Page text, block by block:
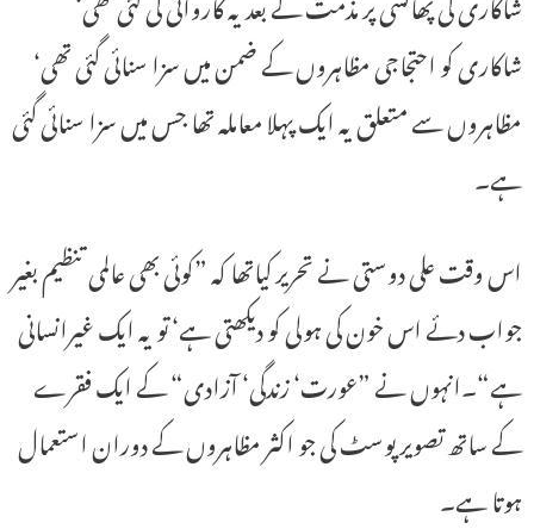
شاکاری کو احتجاجی مظاہروں کے ضمن میں سزا سنائی گئی تھی‘
مظاہروں سے متعلق یہ ایک پہلا معاملہ تھا جس میں سزا سنائی گئی
ہے۔
اس وقت علی دوستی نے تحریر کیاتھا کہ ”کوئی بھی عالمی تنظیم بغیر
جواب دئے اس خون کی ہولی کو دیکھتی ہے‘ تو یہ ایک غیرانسانی
ہے“۔انہوں نے ”عورت‘ زندگی‘ آزادی“ کے ایک فقرے
کے ساتھ تصویر پوسٹ کی جو اکثر مظاہروں کے دوران استعمال
ہوتا ہے۔